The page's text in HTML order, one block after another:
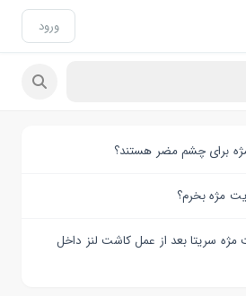
ورود
برای چشم مضر هستند؟
مژه بخرم؟
مژه سریتا بعد از عمل کاشت لنز داخل